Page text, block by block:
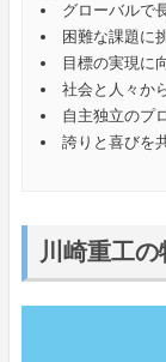
グローバルで
困難な課題に
目標の実現に
社会と人々か
自主独立のプ
誇りと喜びを
川崎重工の